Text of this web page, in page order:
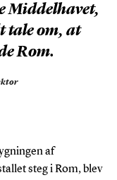
Middelhavet,
tale om, at
Rom.
af
steg i Rom, blev